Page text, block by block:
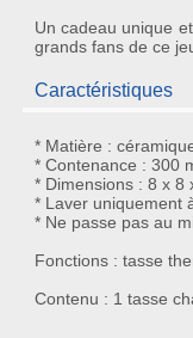
Uncadeau unique
grands fans de ce
Caractéristiques
* Matière :
* Contenance : 300
* Dimensions : 8 x 8
* Laver uniquement
* Ne passe pas au
Fonctions : tasse
Contenu : 1 tasse